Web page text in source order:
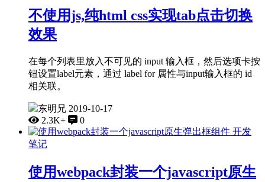
不使用js,纯html css实现tab点击切换
效果
在每个列表里放入不可见的 input 输入框，然后选项卡按
钮设置label元素，通过 label for 属性与input输入框的 id
相关联。
东明兄 2019-10-17
2.3K+
0
开发
笔记
使用webpack封装一个javascript原生